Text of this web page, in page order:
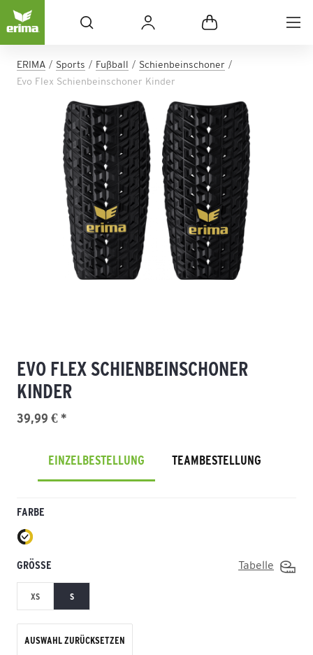
ERIMA Sports Fußball
Schienbeinschoner
Evo Flex Schienbeinschoner Kinder
EVO FLEX SCHIENBEINSCHONER
KINDER
39,99 € *
EINZELBESTELLUNG TEAMBESTELLUNG
FARBE
GRÖSSE Tabelle
XS S
AUSWAHL ZURÜCKSETZEN